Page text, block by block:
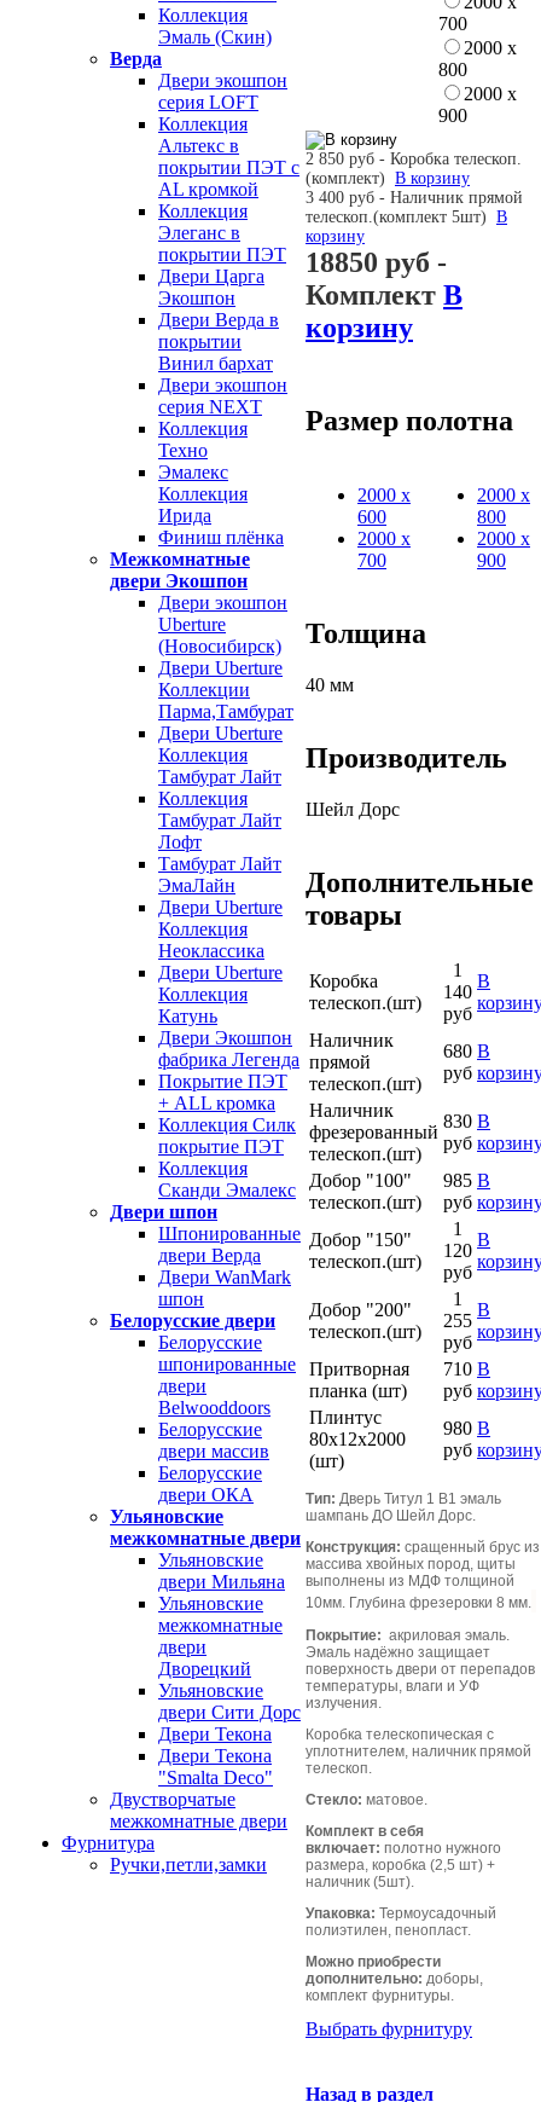
Коллекция
Эмаль (Скин)
Верда
Двери экошпон
серия LOFT
Коллекция
Альтекс в
покрытии ПЭТ с
AL кромкой
Коллекция
Элеганс в
покрытии ПЭТ
Двери Царга
Экошпон
Двери Верда в
покрытии
Винил бархат
Двери экошпон
серия NEXT
Коллекция
Техно
Эмалекс
Коллекция
Ирида
Финиш плёнка
Межкомнатные
двери Экошпон
Двери экошпон
Uberture
(Новосибирск)
Двери Uberture
Коллекции
Парма,Тамбурат
Двери Uberture
Коллекция
Тамбурат Лайт
Коллекция
Тамбурат Лайт
Лофт
Тамбурат Лайт
ЭмаЛайн
Двери Uberture
Коллекция
Неоклассика
Двери Uberture
Коллекция
Катунь
Двери Экошпон
фабрика Легенда
Покрытие ПЭТ
+ ALL кромка
Коллекция Силк
покрытие ПЭТ
Коллекция
Сканди Эмалекс
Двери шпон
Шпонированные
двери Верда
Двери WanMark
шпон
Белорусские двери
Белорусские
шпонированные
двери
Belwooddoors
Белорусские
двери массив
Белорусские
двери ОКА
Ульяновские
межкомнатные двери
Ульяновские
двери Мильяна
Ульяновские
межкомнатные
двери
Дворецкий
Ульяновские
двери Сити Дорс
Двери Текона
Двери Текона
"Smalta Deco"
Двустворчатые
межкомнатные двери
Фурнитура
Ручки,петли,замки
700
2000 х
800
2000 х
900
2 850 руб - Коробка телескоп.
(комплект) В корзину
3 400 руб - Наличник прямой
телескоп.(комплект 5шт) В
корзину
18850 руб -
Комплект В
корзину
Размер полотна
2000 х
600
2000 х
700
2000 х
800
2000 х
900
Толщина
40 мм
Производитель
Шейл Дорс
Дополнительные
товары
Коробка
телескоп.(шт)
1
140
руб
В
Наличник
прямой
телескоп.(шт)
680
руб
В
Наличник
фрезерованный
телескоп.(шт)
830
руб
В
Добор "100"
телескоп.(шт)
985
руб
В
Добор "150"
телескоп.(шт)
1
120
руб
В
Добор "200"
телескоп.(шт)
1
255
руб
В
Притворная
планка (шт)
710
руб
В
Плинтус
80х12х2000
(шт)
980
руб
В
Тип: Дверь Титул 1 В1 эмаль
шампань ДО Шейл Дорс.
Конструкция: сращенный брус из
массива хвойных пород, щиты
выполнены из МДФ толщиной
10мм. Глубина фрезеровки 8 мм.
Покрытие: акриловая эмаль.
Эмаль надёжно защищает
поверхность двери от перепадов
температуры, влаги и УФ
излучения.
Коробка телескопическая с
уплотнителем, наличник прямой
телескоп.
Стекло: матовое.
Комплект в себя
включает: полотно нужного
размера, коробка (2,5 шт) +
наличник (5шт).
Упаковка: Термоусадочный
полиэтилен, пенопласт.
Можно приобрести
дополнительно: доборы,
комплект фурнитуры.
Выбрать фурнитуру
Назад в раздел